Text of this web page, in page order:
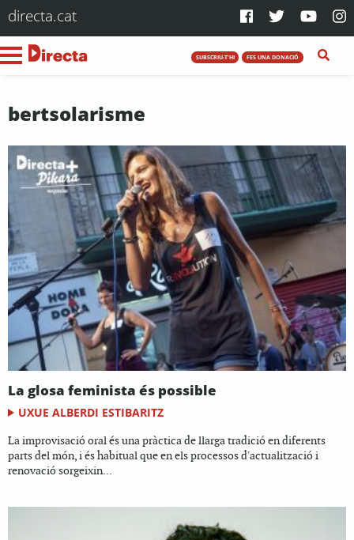
directa.cat
SUBSCRIU-T'HI FES UNA DONACIÓ
bertsolarisme
La glosa feminista és possible
UXUE ALBERDI ESTIBARITZ
La improvisació oral és una pràctica de llarga tradició en diferents
parts del món, i és habitual que en els processos d'actualització i
renovació sorgeixin...